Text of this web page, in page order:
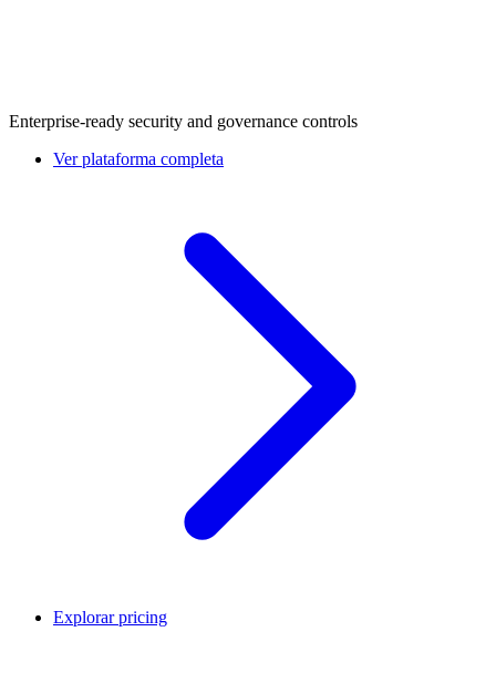
Enterprise-ready security and governance controls
Ver plataforma completa
Explorar pricing